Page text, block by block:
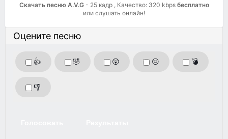
Скачать песню A.V.G - 25 кадр , Качество: 320 kbps бесплатно
или слушать онлайн!
Оцените песню
👍 🤣 😲 😔 💣
👎